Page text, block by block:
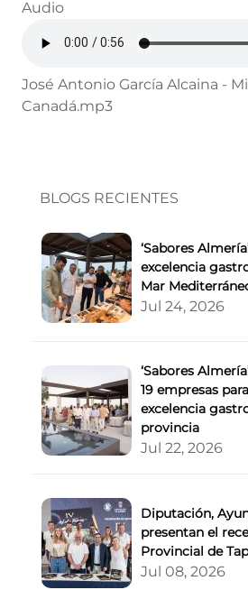
Audio
José Antonio García Alcaina -
Canadá.mp3
BLOGS RECIENTES
‘Sabores
excelencia
Mar
Jul 24, 2026
‘Sabores
19 empresas
excelencia
provincia
Jul 22, 2026
Diputación,
presentan el
Provincial de
Jul 08, 2026